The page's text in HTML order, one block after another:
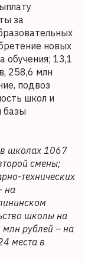
за
новых
обучения; 13,1
258,6 млн
подвоз
школ и
базы
школах 1067
смены;
технических
на
школы на
рублей – на
места в